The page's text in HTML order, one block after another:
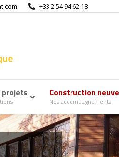
+33 2 54 94 62 18
projets– Construction neuve
Nos accompagnements